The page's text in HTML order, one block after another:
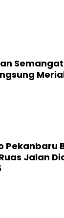
Pekanbaru
Jalan